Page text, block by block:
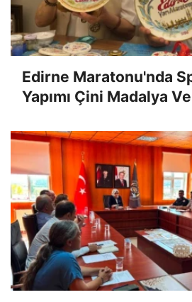
Edirne Maratonu'nda
Yapımı Çini Madalya